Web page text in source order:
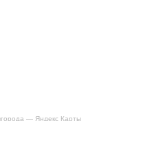
— Яндекс Карты